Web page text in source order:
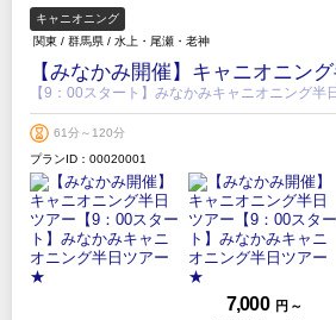
キャニオニング
関東 / 群馬県 / 水上・尾瀬・老神
【みなかみ開催】キャニオニン
【9：00スタート】みなかみキャニオニング半
61分～120分
プランID：00020001
7,000 円 ～